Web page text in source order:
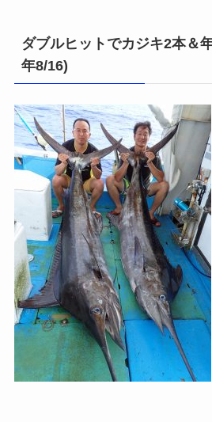
ダブルヒットでカジキ2本＆
年8/16)